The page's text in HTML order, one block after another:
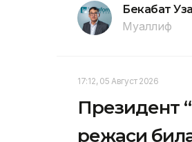
Бекабат
Муаллиф
17:12, 05 Август 2026
Президент
режаси